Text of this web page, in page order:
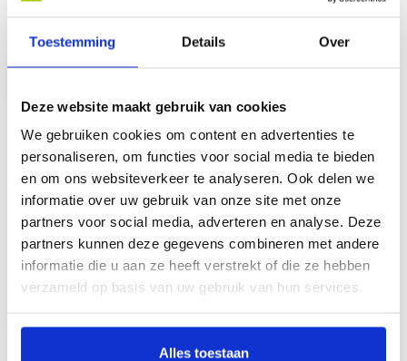
Toestemming Details Over
Deze website maakt gebruik van cookies
We gebruiken cookies om content en advertenties te
personaliseren, om functies voor social media te bieden
en om ons websiteverkeer te analyseren. Ook delen we
informatie over uw gebruik van onze site met onze
partners voor social media, adverteren en analyse. Deze
partners kunnen deze gegevens combineren met andere
informatie die u aan ze heeft verstrekt of die ze hebben
verzameld op basis van uw gebruik van hun services.
Alles toestaan
Al online sinds2007
Webwinkel metThuiswinkel Waarborg
Haal uw pakket op bij3500+ afhaalpunten
Gratis verzending vanaf €75,- (NL/BE)
18.000+ klanten beoordelen ons met een 9.1
Informatie